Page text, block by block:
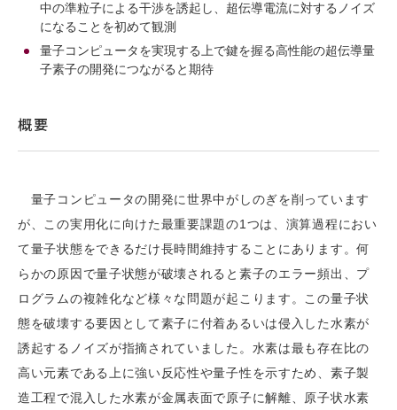
中の準粒子による干渉を誘起し、超伝導電流に対するノイズ
になることを初めて観測
量子コンピュータを実現する上で鍵を握る高性能の超伝導量
子素子の開発につながると期待
概要
量子コンピュータの開発に世界中がしのぎを削っています
が、この実用化に向けた最重要課題の1つは、演算過程におい
て量子状態をできるだけ長時間維持することにあります。何
らかの原因で量子状態が破壊されると素子のエラー頻出、プ
ログラムの複雑化など様々な問題が起こります。この量子状
態を破壊する要因として素子に付着あるいは侵入した水素が
誘起するノイズが指摘されていました。水素は最も存在比の
高い元素である上に強い反応性や量子性を示すため、素子製
造工程で混入した水素が金属表面で原子に解離、原子状水素